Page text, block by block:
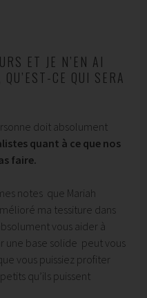
ET JE N’EN AI
CE QUI SERA
doit absolument
quant à ce que nos
faire.
notes que Mariah
ma tessiture dans
vous aider à
une base solide peut vous
vous puissiez profiter
qu’ils puissent